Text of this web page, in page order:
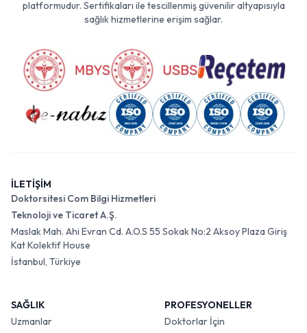
platformudur. Sertifikaları ile tescillenmiş güvenilir altyapısıyla
sağlık hizmetlerine erişim sağlar.
İLETİŞİM
Doktorsitesi Com Bilgi Hizmetleri
Teknoloji ve Ticaret A.Ş.
Maslak Mah. Ahi Evran Cd. A.O.S 55 Sokak No:2 Aksoy Plaza Giriş
Kat Kolektif House
İstanbul, Türkiye
SAĞLIK
Uzmanlar
PROFESYONELLER
Doktorlar İçin